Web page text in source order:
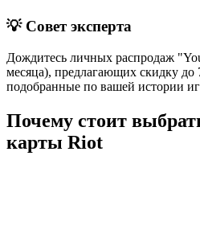
💡 Совет эксперта
Дождитесь личных распродаж
месяца), предлагающих скидку
подобранные по вашей истории
Почему стоит
карты Riot